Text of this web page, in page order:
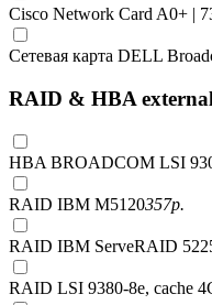
Cisco Network Card A0+ |
Сетевая карта DELL
RAID & HBA external
HBA BROADCOM LSI
RAID IBM M5120357р.
RAID IBM ServeRAID
RAID LSI 9380-8e, сache